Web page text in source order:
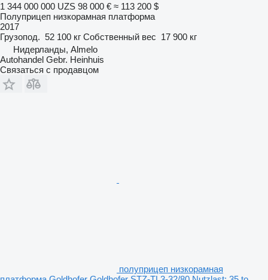
1 344 000 000 UZS 98 000 € ≈ 113 200 $
Полуприцеп низкорамная платформа
2017
Грузопод. 52 100 кг Собственный вес 17 900 кг
Нидерланды, Almelo
Autohandel Gebr. Heinhuis
Связаться с продавцом
полуприцеп низкорамная